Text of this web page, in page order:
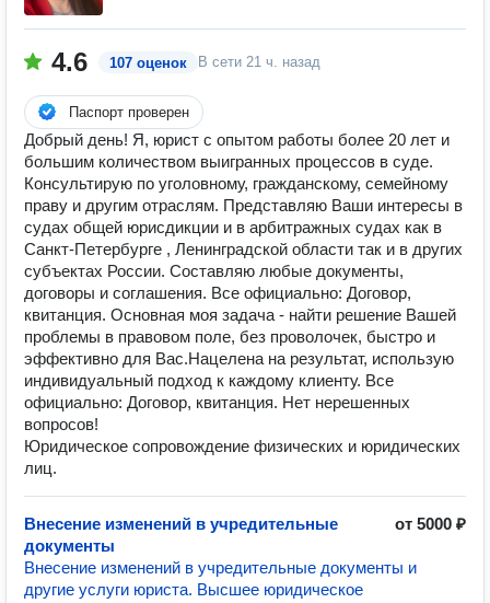
4.6 107 оценок В сети 21 ч. назад
Паспорт проверен
Добрый день! Я, юрист с опытом работы более 20 лет и
большим количеством выигранных процессов в суде.
Консультирую по уголовному, гражданскому, семейному
праву и другим отраслям. Представляю Ваши интересы в
судах общей юрисдикции и в арбитражных судах как в
Санкт-Петербурге , Ленинградской области так и в других
субъектах России. Составляю любые документы,
договоры и соглашения. Все официально: Договор,
квитанция. Основная моя задача - найти решение Вашей
проблемы в правовом поле, без проволочек, быстро и
эффективно для Вас.Нацелена на результат, использую
индивидуальный подход к каждому клиенту. Все
официально: Договор, квитанция. Нет нерешенных
вопросов!
Юридическое сопровождение физических и юридических
лиц.
Внесение изменений в учредительные
документы
от 5000 ₽
Внесение изменений в учредительные документы и
другие услуги юриста. Высшее юридическое